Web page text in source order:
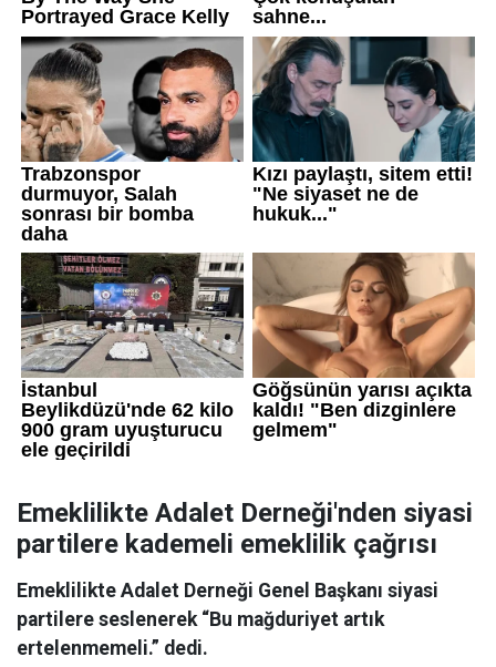
Emeklilikte Adalet Derneği'nden siyasi
partilere kademeli emeklilik çağrısı
Emeklilikte Adalet Derneği Genel Başkanı siyasi
partilere seslenerek “Bu mağduriyet artık
ertelenmemeli.” dedi.